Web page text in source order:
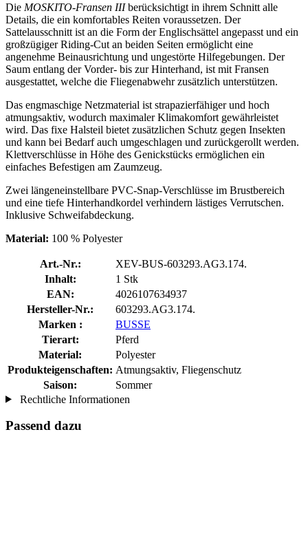
Die MOSKITO-Fransen IIIberücksichtigt in ihrem Schnitt alle
Details, die ein komfortables Reiten voraussetzen. Der
Sattelausschnitt ist an die Form der Englischsättel angepasst und ein
großzügiger Riding-Cut an beiden Seiten ermöglicht eine
angenehme Beinausrichtung und ungestörte Hilfegebungen. Der
Saum entlang der Vorder- bis zur Hinterhand, ist mit Fransen
ausgestattet, welche die Fliegenabwehr zusätzlich unterstützen.
Das engmaschige Netzmaterial ist strapazierfähiger und hoch
atmungsaktiv, wodurch maximaler Klimakomfort gewährleistet
wird. Das fixe Halsteil bietet zusätzlichen Schutz gegen Insekten
und kann bei Bedarf auch umgeschlagen und zurückgerollt werden.
Klettverschlüsse in Höhe des Genickstücks ermöglichen ein
einfaches Befestigen am Zaumzeug.
Zwei längeneinstellbare PVC-Snap-Verschlüsse im Brustbereich
und eine tiefe Hinterhandkordel verhindern lästiges Verrutschen.
Inklusive Schweifabdeckung.
Material: 100 % Polyester
Art.-Nr.:
XEV-BUS-603293.AG3.174.
Inhalt:
1 Stk
EAN:
4026107634937
Hersteller-Nr.:
603293.AG3.174.
Marken :
BUSSE
Tierart:
Pferd
Material:
Polyester
Produkteigenschaften: Atmungsaktiv, Fliegenschutz
Saison:
Sommer
Rechtliche Informationen
Passend dazu